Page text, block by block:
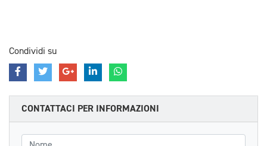
Condividi su
CONTATTACI PER INFORMAZIONI
Nome